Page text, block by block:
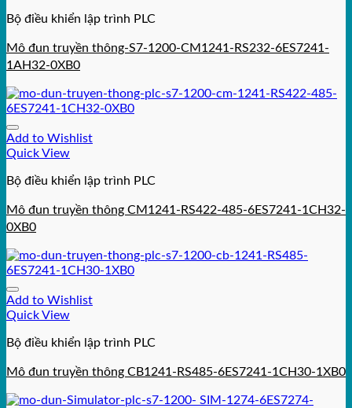
Bộ điều khiển lập trình PLC
Mô đun truyền thông-S7-1200-CM1241-RS232-6ES7241-
1AH32-0XB0
Add to Wishlist
Quick View
Bộ điều khiển lập trình PLC
Mô đun truyền thông CM1241-RS422-485-6ES7241-1CH32-
0XB0
Add to Wishlist
Quick View
Bộ điều khiển lập trình PLC
Mô đun truyền thông CB1241-RS485-6ES7241-1CH30-1XB0